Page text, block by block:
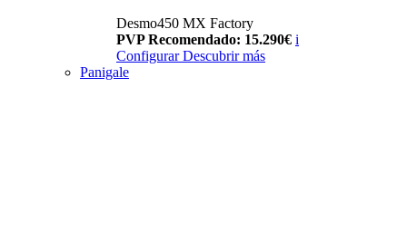
Desmo450 MX Factory
PVP Recomendado: 15.290€ i
Configurar Descubrir más
Panigale